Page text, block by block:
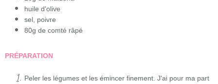
huile d'olive
sel, poivre
80g de comté râpé
PRÉPARATION
Peler les légumes et les émincer finement. J'ai pour ma part